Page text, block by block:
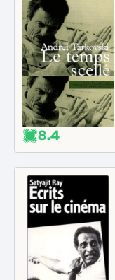
venait juste
http://
Page 1 : Mes
Page 3 : Les
Page 5 :
cinéastes
Page 6 :
Page 9 : Le
Page 10 :
Page 11 : Autres ...
Page 12 :
Page 12 : Les
Page 13 : A ranger
8.4